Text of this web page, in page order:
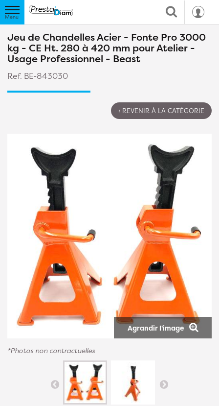
Jeu de Chandelles Acier - Fonte Pro 3000
kg - CE Ht. 280 à 420 mm pour Atelier -
Usage Professionnel - Beast
Ref. BE-843030
‹ REVENIR À LA CATÉGORIE
Agrandir l'image
*Photos non contractuelles